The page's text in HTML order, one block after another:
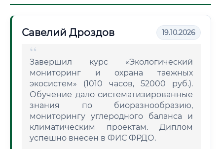
Савелий Дроздов 19.10.2026
Завершил курс «Экологический
мониторинг и охрана таежных
экосистем» (1010 часов, 52000 руб.).
Обучение дало систематизированные
знания по биоразнообразию,
мониторингу углеродного баланса и
климатическим проектам. Диплом
успешно внесен в ФИС ФРДО.